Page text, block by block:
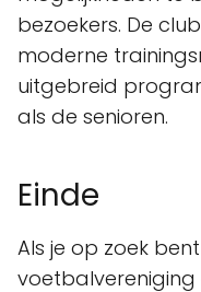
bezoekers. De
moderne
uitgebreid
als de senioren.
Einde
Als je op zoek
voetbalvereniging